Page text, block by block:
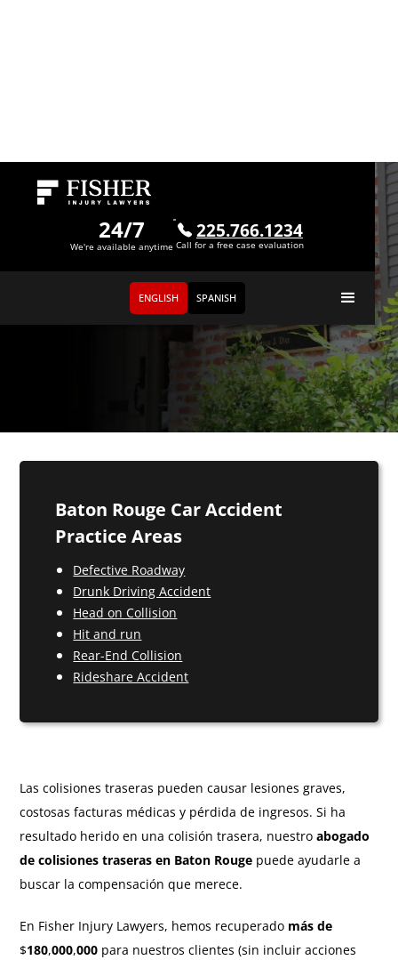
24/7
We're available anytime
225.766.1234
Call for a free case evaluation
ENGLISH SPANISH
Baton Rouge Car Accident
Practice Areas
Defective Roadway
Drunk Driving Accident
Head on Collision
Hit and run
Rear-End Collision
Rideshare Accident
Las colisiones traseras pueden causar lesiones graves,
costosas facturas médicas y pérdida de ingresos. Si ha
resultado herido en una colisión trasera, nuestroabogado
de colisiones traseras en Baton Rouge puede ayudarle a
buscar la compensación que merece.
En Fisher Injury Lawyers, hemos recuperado más de
$180,000,000 para nuestros clientes (sin incluir acciones